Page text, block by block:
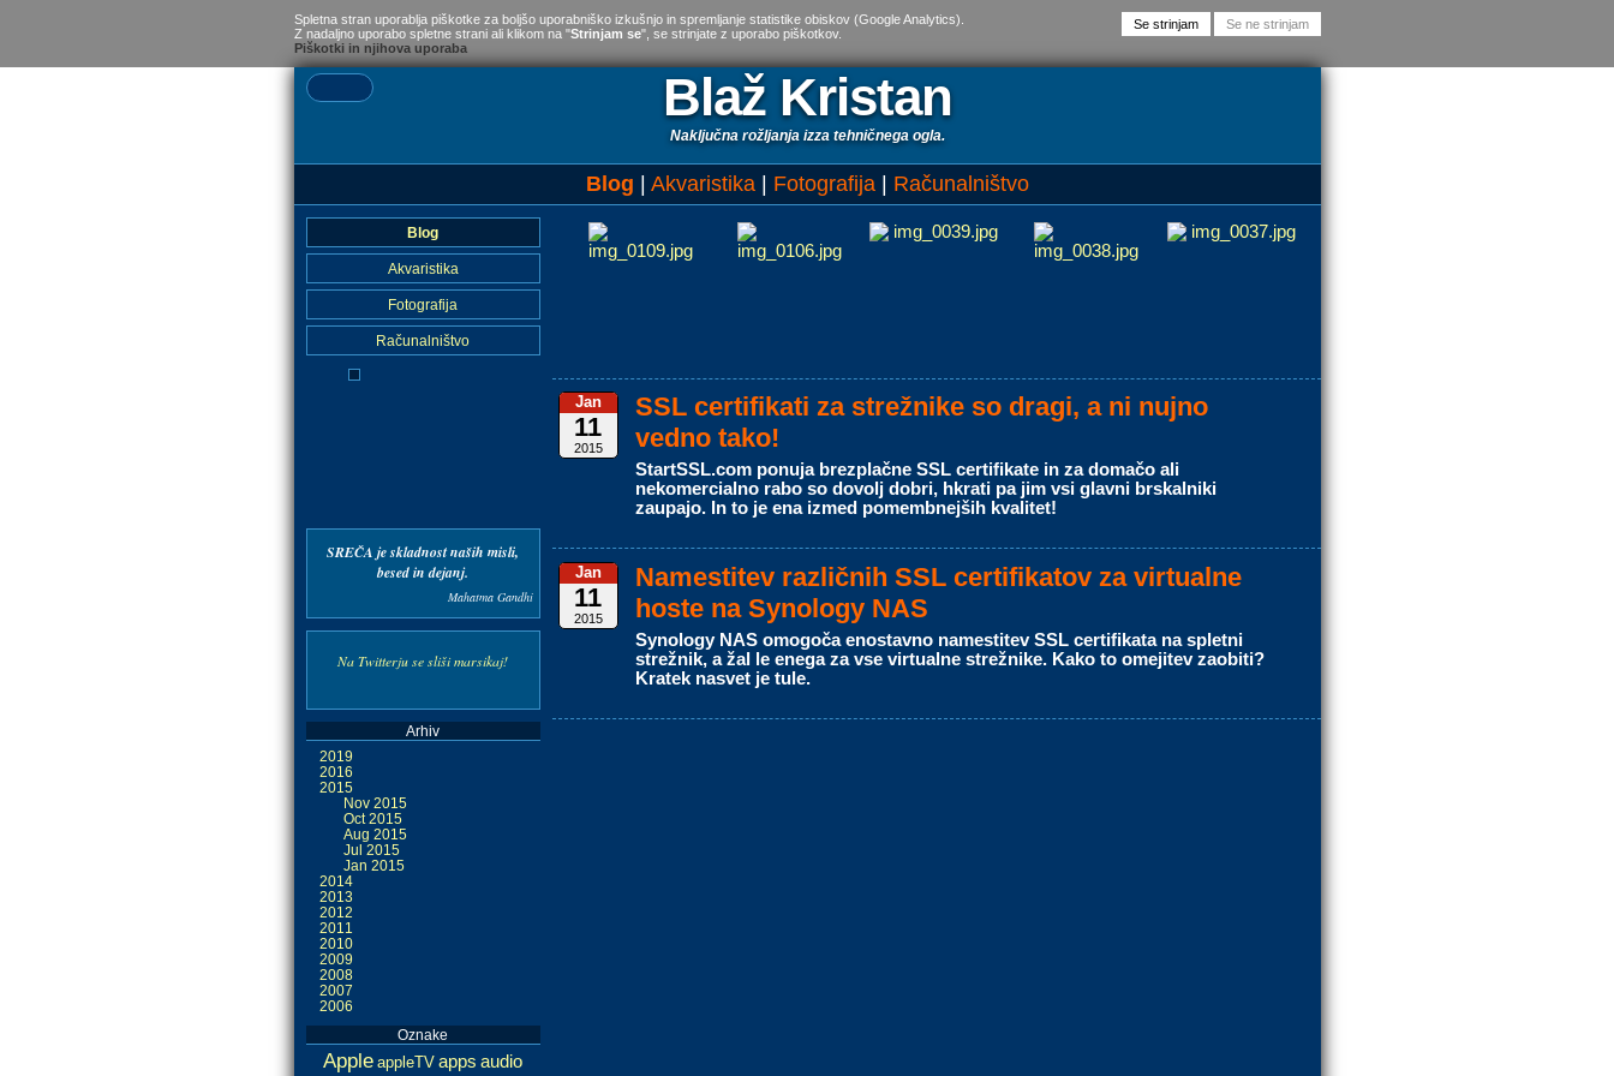
Spletna stran uporablja piškotke za boljšo uporabniško izkušnjo in spremljanje statistike obiskov (Google Analytics).
Z nadaljno uporabo spletne strani ali klikom na "Strinjam se", se strinjate z uporabo piškotkov.
Piškotki in njihova uporaba
Blaž Kristan
Naključna rožljanja izza tehničnega ogla.
Blog Akvaristika Fotografija Računalništvo
SSL certifikati za strežnike so dragi, a ni nujno
vedno tako!
StartSSL.com ponuja brezplačne SSL certifikate in za domačo ali
nekomercialno rabo so dovolj dobri, hkrati pa jim vsi glavni brskalniki
zaupajo. In to je ena izmed pomembnejših kvalitet!
Jan
11
2015
Namestitev različnih SSL certifikatov za virtualne
hoste na Synology NAS
Synology NAS omogoča enostavno namestitev SSL certifikata na spletni
strežnik, a žal le enega za vse virtualne strežnike. Kako to omejitev zaobiti?
Kratek nasvet je tule.
Jan
11
2015
Blog
Akvaristika
Fotografija
Računalništvo
SREČA je skladnost naših misli,
besed in dejanj.
Mahatma Gandhi
Na Twitterju se sliši marsikaj!
Arhiv
2019
2016
2015
Nov 2015
Oct 2015
Aug 2015
Jul 2015
Jan 2015
2014
2013
2012
2011
2010
2009
2008
2007
2006
Oznake
Apple appleTV apps audio